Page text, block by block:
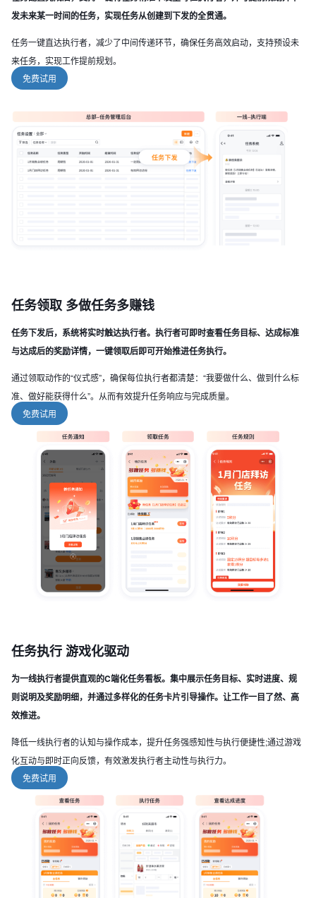
发未来某一时间的任务，实现任务从创建到下发的全贯通。
任务一键直达执行者，减少了中间传递环节，确保任务高效启动，支持预设未
来任务，实现工作提前规划。
免费试用
任务领取 多做任务多赚钱
任务下发后，系统将实时触达执行者。执行者可即时查看任务目标、达成标准
与达成后的奖励详情，一键领取后即可开始推进任务执行。
通过领取动作的“仪式感”，确保每位执行者都清楚：“我要做什么、做到什么标
准、做好能获得什么”。从而有效提升任务响应与完成质量。
免费试用
任务执行 游戏化驱动
为一线执行者提供直观的C端化任务看板。集中展示任务目标、实时进度、规
则说明及奖励明细，并通过多样化的任务卡片引导操作。让工作一目了然、高
效推进。
降低一线执行者的认知与操作成本，提升任务强感知性与执行便捷性;通过游戏
化互动与即时正向反馈，有效激发执行者主动性与执行力。
免费试用